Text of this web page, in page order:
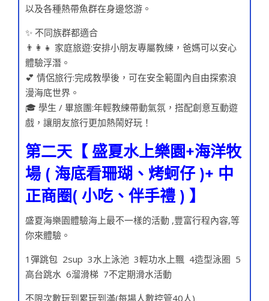
以及各種熱帶魚群在身邊悠游。
✨ 不同族群都適合
👨‍👩‍👧 家庭旅遊:安排小朋友專屬教練，爸媽可以安心
體驗浮潛。
💕 情侶旅行:完成教學後，可在安全範圍內自由探索浪
漫海底世界。
🎓 學生 / 畢旅團:年輕教練帶動氣氛，搭配創意互動遊
戲，讓朋友旅行更加熱鬧好玩！
第二天【 盛夏水上樂園+海洋牧
場 ( 海底看珊瑚、烤蚵仔 )+ 中
正商圈( 小吃、伴手禮 ) 】
盛夏海樂園體驗海上最不一樣的活動 ,豐富行程內容,等
你來體驗。
1彈跳包 2sup 3水上泳池 3輕功水上飄 4造型泳圈 5
高台跳水 6溜滑梯 7不定期滑水活動
不限次數玩到累玩到滿(每場人數控管40人)